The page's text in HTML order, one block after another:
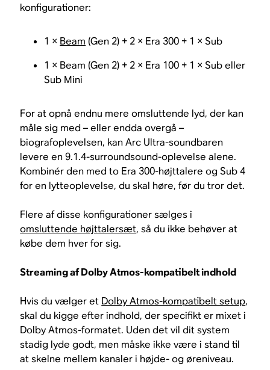
konfigurationer:
1 × Beam (Gen 2) + 2 × Era 300 + 1 × Sub
1 × Beam (Gen 2) + 2 × Era 100 + 1 × Sub eller
Sub Mini
For at opnå endnu mere omsluttende lyd, der kan
måle sig med – eller endda overgå –
biografoplevelsen, kan Arc Ultra-soundbaren
levere en 9.1.4-surroundsound-oplevelse alene.
Kombinér den med to Era 300-højttalere og Sub 4
for en lytteoplevelse, du skal høre, før du tror det.
Flere af disse konfigurationer sælges i
omsluttende højttalersæt, så du ikke behøver at
købe dem hver for sig.
Streaming af Dolby Atmos-kompatibelt indhold
Hvis du vælger et Dolby Atmos-kompatibelt setup,
skal du kigge efter indhold, der specifikt er mixet i
Dolby Atmos-formatet. Uden det vil dit system
stadig lyde godt, men måske ikke være i stand til
at skelne mellem kanaler i højde- og øreniveau.